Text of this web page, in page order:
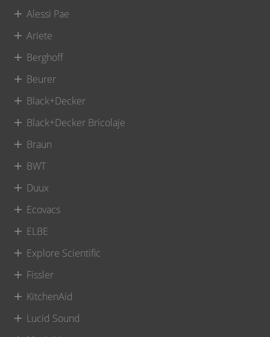
Alessi Pae
Ariete
Berghoff
Beurer
Black+Decker
Black+Decker Bricolaje
Braun
BWT
Duux
Ecovacs
ELBE
Explore Scientific
Fissler
KitchenAid
Lucid Sound